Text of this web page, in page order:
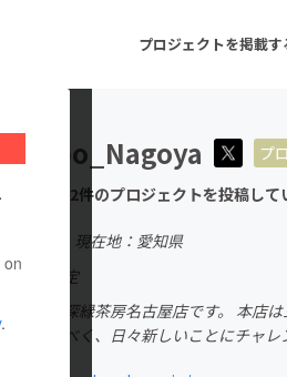
プロジェクトを掲載す
注目のリターン 注目の新着プ
ゲーム・サービス開発
.
プ
れまでに2件のプロジェクトを投稿して
現在地：愛知県
：未設定
茶カフェ深緑茶房名古屋店です。 本店
伝えるべく、日々新しいことにチャレ